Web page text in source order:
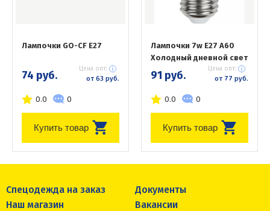
Лампочки GO-CF Е27
74 руб. Цена опт:
от 63 руб.
0.0 0
Купить товар
Лампочки 7w E27 A60
Холодный дневной свет
91 руб. Цена опт:
от 77 руб.
0.0 0
Купить товар
Спецодежда на заказ
Документы
Наш магазин
Вакансии